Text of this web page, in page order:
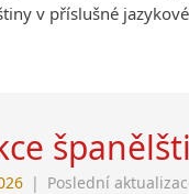
v příslušné
| Poslední